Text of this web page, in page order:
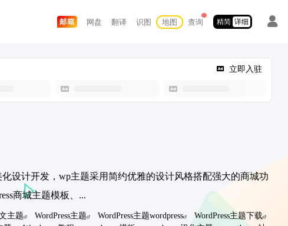
邮箱 网盘 翻译 识图 地图 查询 精简 详细
立即入驻
设计开发，wp主题采用简约优雅的设计风格搭配强大的商城功
商城主题模板、...
主题 WordPress主题 WordPress主题wordpress
WordPress主题下载